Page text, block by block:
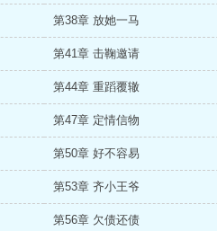
第38章 放她一马
第41章 击鞠邀请
第44章 重蹈覆辙
第47章 定情信物
第50章 好不容易
第53章 齐小王爷
第56章 欠债还债